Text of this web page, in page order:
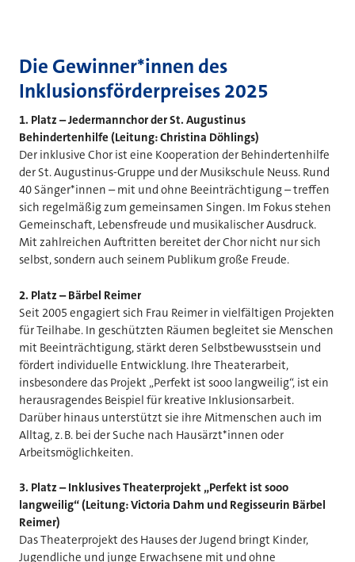
Die Gewinner*innen des
Inklusionsförderpreises 2025
1. Platz – Jedermannchor der St. Augustinus
Behindertenhilfe (Leitung: Christina Döhlings)
Der inklusive Chor ist eine Kooperation der Behindertenhilfe
der St. Augustinus-Gruppe und der Musikschule Neuss. Rund
40 Sänger*innen – mit und ohne Beeinträchtigung – treffen
sich regelmäßig zum gemeinsamen Singen. Im Fokus stehen
Gemeinschaft, Lebensfreude und musikalischer Ausdruck.
Mit zahlreichen Auftritten bereitet der Chor nicht nur sich
selbst, sondern auch seinem Publikum große Freude.
2. Platz – Bärbel Reimer
Seit 2005 engagiert sich Frau Reimer in vielfältigen Projekten
für Teilhabe. In geschützten Räumen begleitet sie Menschen
mit Beeinträchtigung, stärkt deren Selbstbewusstsein und
fördert individuelle Entwicklung. Ihre Theaterarbeit,
insbesondere das Projekt „Perfekt ist sooo langweilig“, ist ein
herausragendes Beispiel für kreative Inklusionsarbeit.
Darüber hinaus unterstützt sie ihre Mitmenschen auch im
Alltag, z. B. bei der Suche nach Hausärzt*innen oder
Arbeitsmöglichkeiten.
3. Platz – Inklusives Theaterprojekt „Perfekt ist sooo
langweilig“ (Leitung: Victoria Dahm und Regisseurin Bärbel
Reimer)
Das Theaterprojekt des Hauses der Jugend bringt Kinder,
Jugendliche und junge Erwachsene mit und ohne